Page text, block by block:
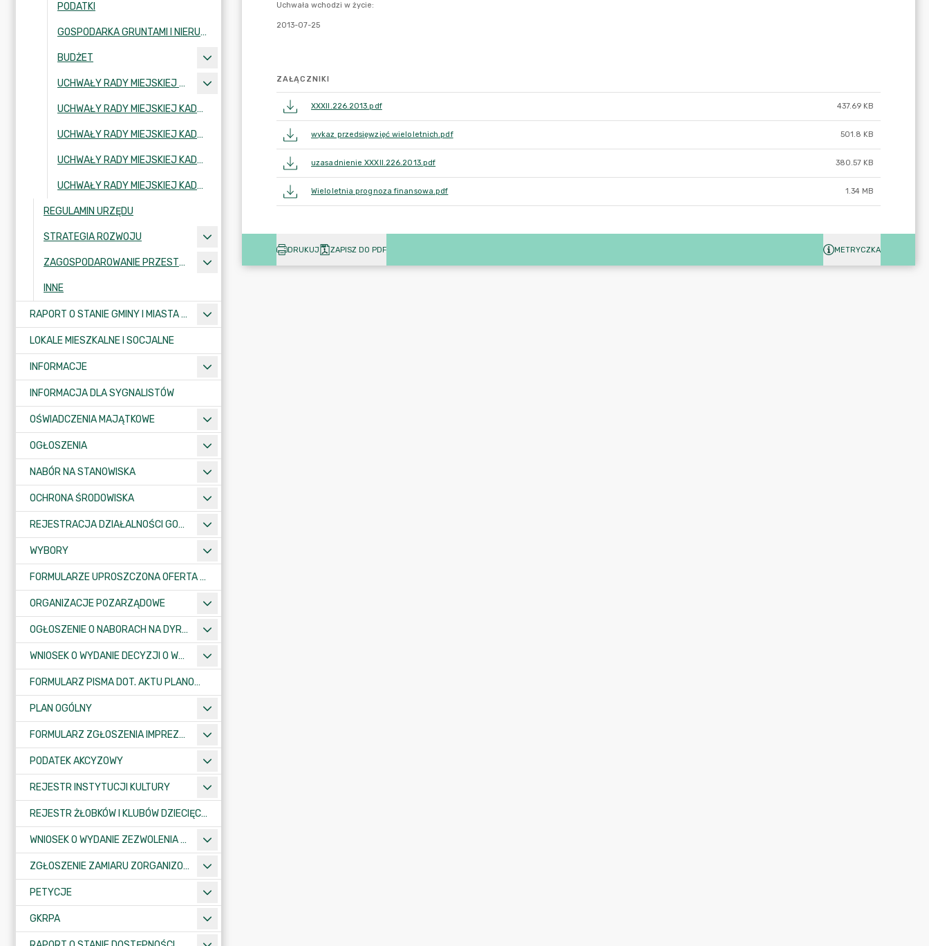
PODATKI
GOSPODARKA GRUNTAMI I NIERUCHOMOŚCIAMI
BUDŻET
UCHWAŁY RADY MIEJSKIEJ KADENCJA 2002-2006
UCHWAŁY RADY MIEJSKIEJ KADENCJA 2006-2010
UCHWAŁY RADY MIEJSKIEJ KADENCJA 2010-2014
UCHWAŁY RADY MIEJSKIEJ KADENCJA 2018-2024
UCHWAŁY RADY MIEJSKIEJ KADENCJA 2024-2029
REGULAMIN URZĘDU
STRATEGIA ROZWOJU
ZAGOSPODAROWANIE PRZESTRZENNE
INNE
RAPORT O STANIE GMINY I MIASTA KRAJENKA
LOKALE MIESZKALNE I SOCJALNE
INFORMACJE
INFORMACJA DLA SYGNALISTÓW
OŚWIADCZENIA MAJĄTKOWE
OGŁOSZENIA
NABÓR NA STANOWISKA
OCHRONA ŚRODOWISKA
REJESTRACJA DZIAŁALNOŚCI GOSPODARCZEJ
WYBORY
FORMULARZE UPROSZCZONA OFERTA WYKONANIA ZADANIA PUBLICZNEGO
ORGANIZACJE POZARZĄDOWE
OGŁOSZENIE O NABORACH NA DYREKTORÓW PLACÓWEK OŚWIATOWYCH
WNIOSEK O WYDANIE DECYZJI O WARUNKACH ZABUDOWY/O USTALENIE INWESTYCJI CELU PUBLICZNEGO
FORMULARZ PISMA DOT. AKTU PLANOWANIA PRZESTRZENNEGO
PLAN OGÓLNY
FORMULARZ ZGŁOSZENIA IMPREZY SPORTOWO-REKREACYJNEJ, ARTYSTYCZNEJ LUB ROZRYWKOWEJ
PODATEK AKCYZOWY
REJESTR INSTYTUCJI KULTURY
REJESTR ŻŁOBKÓW I KLUBÓW DZIECIĘCYCH
WNIOSEK O WYDANIE ZEZWOLENIA NA ZAJĘCIE PASA DROGOWEGO
ZGŁOSZENIE ZAMIARU ZORGANIZOWANIA ZGROMADZENIA
PETYCJE
GKRPA
ZAŁĄCZNIKI
XXXII.226.2013.pdf 437.69 KB
wykaz przedsięwzięć wieloletnich.pdf 501.8 KB
uzasadnienie XXXII.226.2013.pdf 380.57 KB
Wieloletnia prognoza finansowa.pdf 1.34 MB
DRUKUJ ZAPISZ DO PDF METRYCZKA